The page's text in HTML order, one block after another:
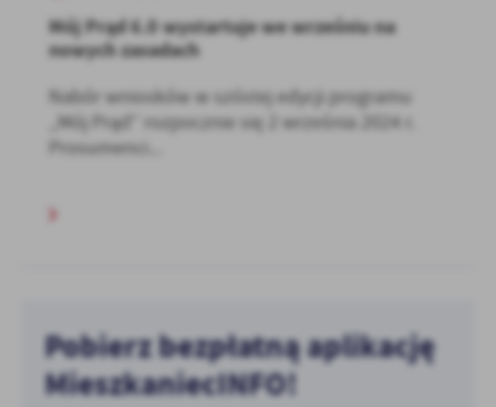
Mój Prąd 6.0 wystartuje we wrześniu na
nowych zasadach
Nabór wniosków w szóstej edycji programu
„Mój Prąd” rozpocznie się 2 września 2024 r.
Prosumenci...
Pobierz bezpłatną aplikację
MieszkaniecINFO!